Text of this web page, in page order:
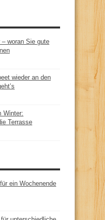
– woran Sie gute
wieder an den
Winter:
Terrasse
ein Wochenende